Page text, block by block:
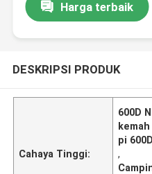
Harga terbaik
DESKRIPSI PRODUK
Cahaya Tinggi:
600D
pi
,